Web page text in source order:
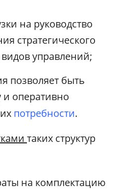
на руководство
стратегического
управлений;
позволяет быть
и оперативно
потребности.
таких структур
на комплектацию